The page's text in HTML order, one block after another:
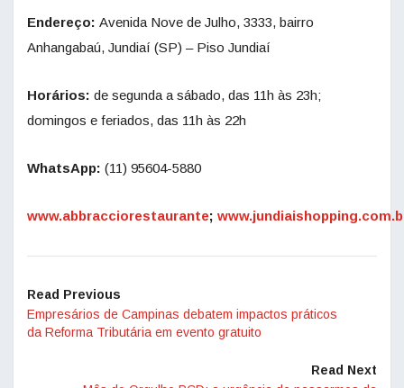
Endereço: Avenida Nove de Julho, 3333, bairro
Anhangabaú, Jundiaí (SP) – Piso Jundiaí
Horários: de segunda a sábado, das 11h às 23h;
domingos e feriados, das 11h às 22h
WhatsApp: (11) 95604-5880
www.abbracciorestaurante;
Read Previous
Empresários de Campinas debatem impactos práticos
da Reforma Tributária em evento gratuito
Read Next